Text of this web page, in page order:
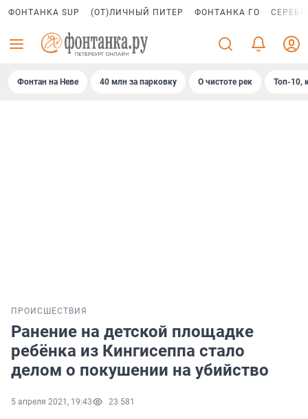
ФОНТАНКА SUP (ОТ)ЛИЧНЫЙ ПИТЕР ФОНТАНКА ГО
Фонтан на Неве 40 млн за парковку О чистоте рек Топ-10,
ПРОИСШЕСТВИЯ
Ранение на детской площадке
ребёнка из Кингисеппа стало
делом о покушении на убийство
5 апреля 2021, 19:43 23 581